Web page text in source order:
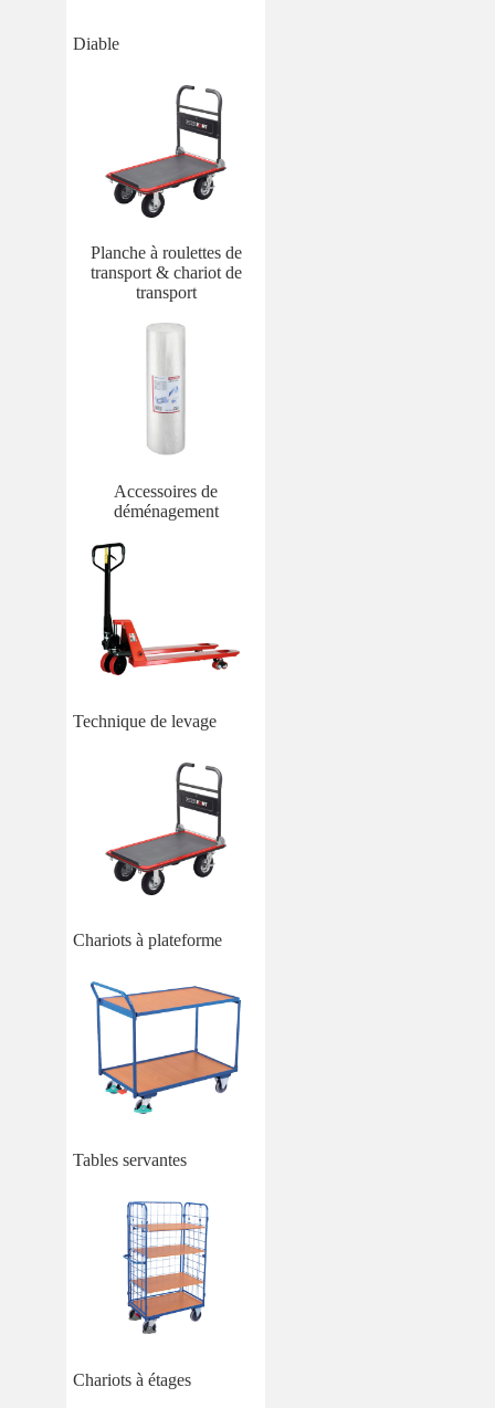
Diable
Planche à roulettes de
transport & chariot de
transport
Accessoires de
déménagement
Technique de levage
Chariots à plateforme
Tables servantes
Chariots à étages